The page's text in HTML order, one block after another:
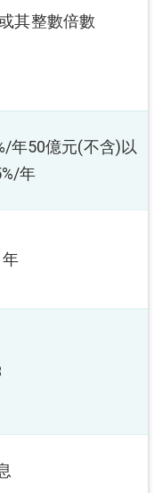
其整數倍數
年50億元(不含)以
年
年